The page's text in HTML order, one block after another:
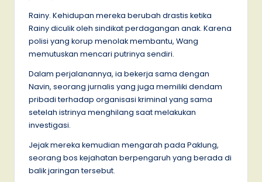
Rainy. Kehidupan mereka berubah drastis ketika
Rainy diculik oleh sindikat perdagangan anak. Karena
polisi yang korup menolak membantu, Wang
memutuskan mencari putrinya sendiri.
Dalam perjalanannya, ia bekerja sama dengan
Navin, seorang jurnalis yang juga memiliki dendam
pribadi terhadap organisasi kriminal yang sama
setelah istrinya menghilang saat melakukan
investigasi.
Jejak mereka kemudian mengarah pada Paklung,
seorang bos kejahatan berpengaruh yang berada di
balik jaringan tersebut.